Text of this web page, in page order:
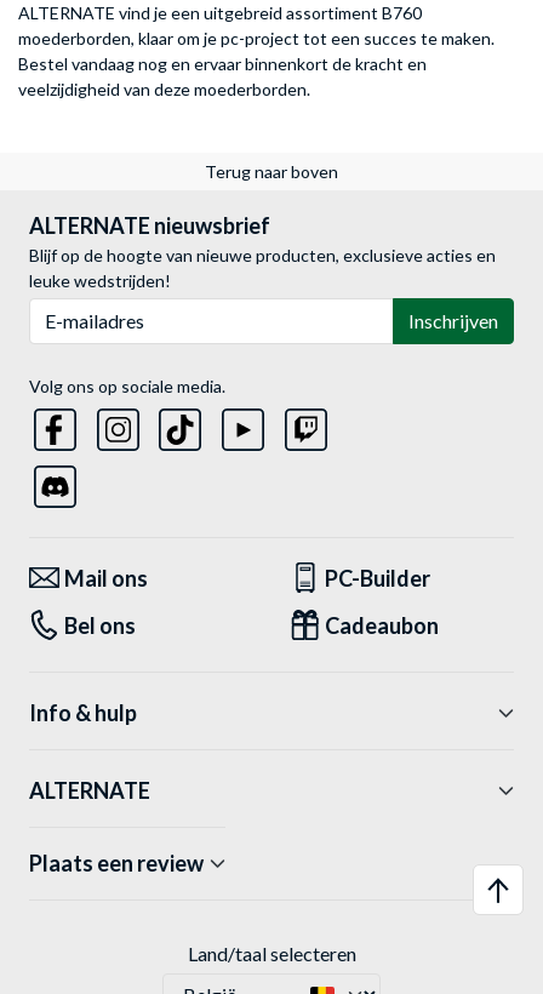
ALTERNATE vind je een uitgebreid assortiment B760
moederborden, klaar om je pc-project tot een succes te maken.
Bestel vandaag nog en ervaar binnenkort de kracht en
veelzijdigheid van deze moederborden.
Terug naar boven
ALTERNATE nieuwsbrief
Blijf op de hoogte van nieuwe producten, exclusieve acties en
leuke wedstrijden!
Inschrijven
Volg ons op sociale media.
Mail ons
PC-Builder
Bel ons
Cadeaubon
Info & hulp
ALTERNATE
Plaats een review
Land/taal selecteren